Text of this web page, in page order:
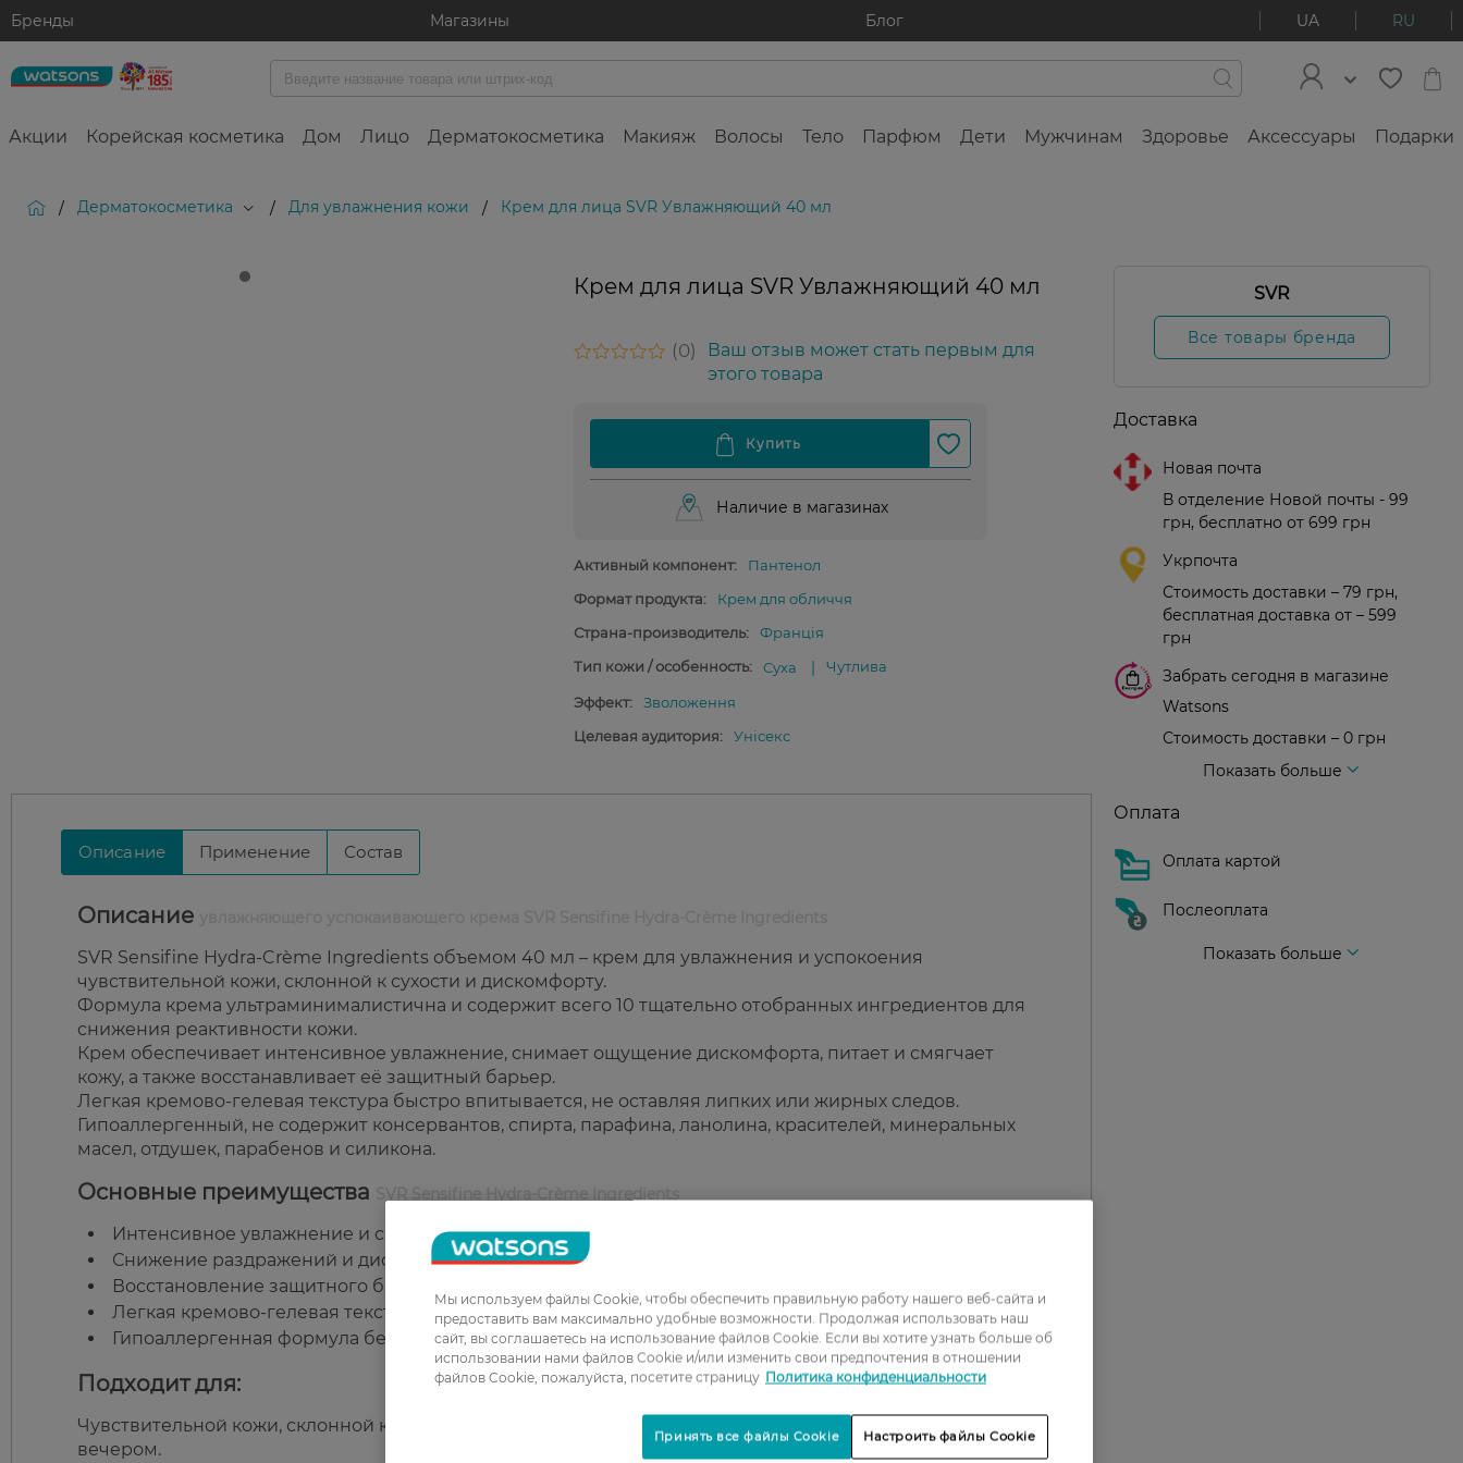
Бренды Магазины Блог UA RU
Акции Корейская косметика Дом Лицо Дерматокосметика Макияж Волосы Тело Парфюм Дети Мужчинам Здоровье Аксессуары Подарки
/ Дерматокосметика / Для увлажнения кожи / Крем для лица SVR Увлажняющий 40 мл
Крем для лица SVR Увлажняющий 40 мл
0
Ваш отзыв может стать первым для
этого товара
Наличие в магазинах
Активный компонент:
Пантенол
Формат продукта:
Крем для обличчя
Страна-производитель:
Франція
Тип кожи / особенность:
Суха Чутлива
Эффект:
Зволоження
Целевая аудитория:
Унісекс
Описание Применение Состав
Описание
SVR Sensifine Hydra-Crème Ingredients объемом 40 мл – крем для увлажнения и успокоения
чувствительной кожи, склонной к сухости и дискомфорту.
Формула крема ультраминималистична и содержит всего 10 тщательно отобранных ингредиентов для
снижения реактивности кожи.
Крем обеспечивает интенсивное увлажнение, снимает ощущение дискомфорта, питает и смягчает
кожу, а также восстанавливает её защитный барьер.
Легкая кремово-гелевая текстура быстро впитывается, не оставляя липких или жирных следов.
Гипоаллергенный, не содержит консервантов, спирта, парафина, ланолина, красителей, минеральных
масел, отдушек, парабенов и силикона.
Основные преимущества SVR Sensifine Hydra-Crème Ingredients
Интенсивное увлажнение и смягчение кожи.
Снижение раздражений и дискомфорта.
Восстановление защитного барьера кожи.
Легкая кремово-гелевая текстура, быстро впитывается.
Гипоаллергенная формула без вредных компонентов.
Подходит для:
Чувствительной кожи, склонной к сухости и раздражениям, ежедневное использование утром и/или
вечером.
SVR
Все товары бренда
Доставка
Новая почта
В отделение Новой почты - 99
грн, бесплатно от 699 грн
Укрпочта
Стоимость доставки – 79 грн,
бесплатная доставка от – 599
грн
Забрать сегодня в магазине
Watsons
Стоимость доставки – 0 грн
Показать больше
Оплата
Оплата картой
Послеоплата
Показать больше
Мы используем файлы Cookie, чтобы обеспечить правильную работу нашего веб-сайта и
предоставить вам максимально удобные возможности. Продолжая использовать наш
сайт, вы соглашаетесь на использование файлов Cookie. Если вы хотите узнать больше об
использовании нами файлов Cookie и/или изменить свои предпочтения в отношении
файлов Cookie, пожалуйста, посетите страницу Политика конфиденциальности
Настроить файлы Cookie
Принять все файлы Cookie